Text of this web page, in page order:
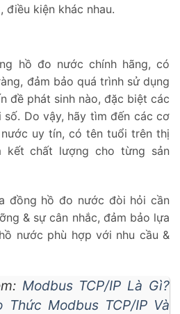
kiện khác nhau.
hồ đo nước chính hãng, có
đảm bảo quá trình sử dụng
đề phát sinh nào, đặc biệt các
số. Do vậy, hãy tìm đến các cơ
uy tín, có tên tuổi trên thị
kết chất lượng cho từng sản
đồng hồ đo nước đòi hỏi cần
& sự cân nhắc, đảm bảo lựa
nước phù hợp với nhu cầu &
Modbus TCP/IP Là Gì?
Thức Modbus TCP/IP Và